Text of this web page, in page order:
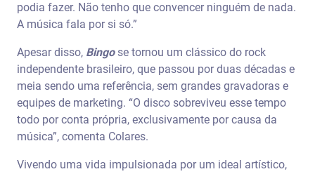
podia fazer. Não tenho que convencer ninguém de nada.
A música fala por si só.”
Apesar disso, Bingo se tornou um clássico do rock
independente brasileiro, que passou por duas décadas e
meia sendo uma referência, sem grandes gravadoras e
equipes de marketing. “O disco sobreviveu esse tempo
todo por conta própria, exclusivamente por causa da
música”, comenta Colares.
Vivendo uma vida impulsionada por um ideal artístico,